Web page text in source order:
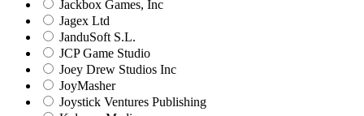
Jackbox Games, Inc
Jagex Ltd
JanduSoft S.L.
JCP Game Studio
Joey Drew Studios Inc
JoyMasher
Joystick Ventures Publishing